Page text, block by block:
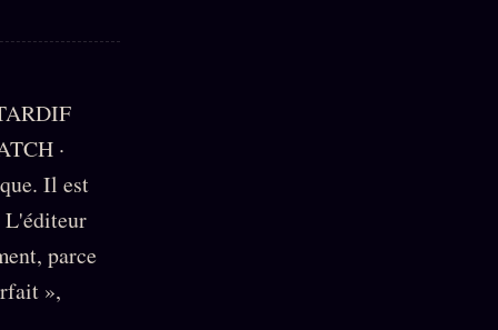
·
Il est
L'éditeur
parce
»,